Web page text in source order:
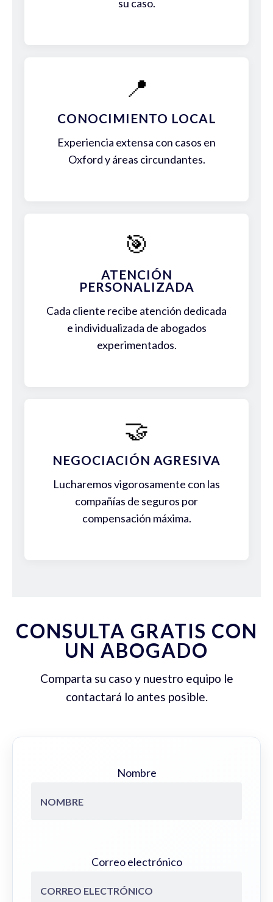
su caso.
📍
CONOCIMIENTO LOCAL
Experiencia extensa con casos en
Oxford y áreas circundantes.
🎯
ATENCIÓN
PERSONALIZADA
Cada cliente recibe atención dedicada
e individualizada de abogados
experimentados.
🤝
NEGOCIACIÓN AGRESIVA
Lucharemos vigorosamente con las
compañías de seguros por
compensación máxima.
CONSULTA GRATIS CON
UN ABOGADO
Comparta su caso y nuestro equipo le
contactará lo antes posible.
Nombre
Correo electrónico